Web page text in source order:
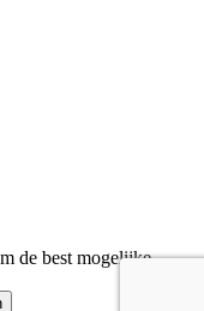
de best mogelijke